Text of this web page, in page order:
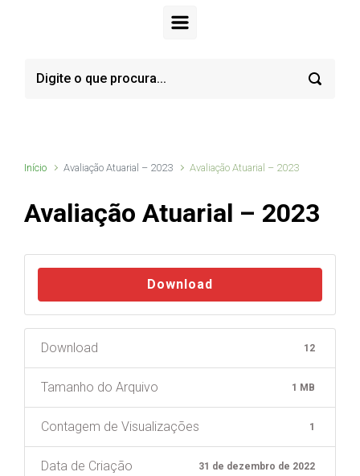
Início Avaliação Atuarial – 2023 Avaliação Atuarial – 2023
Avaliação Atuarial – 2023
Download
Download 12
Tamanho do Arquivo 1 MB
Contagem de Visualizações 1
Data de Criação 31 de dezembro de 2022